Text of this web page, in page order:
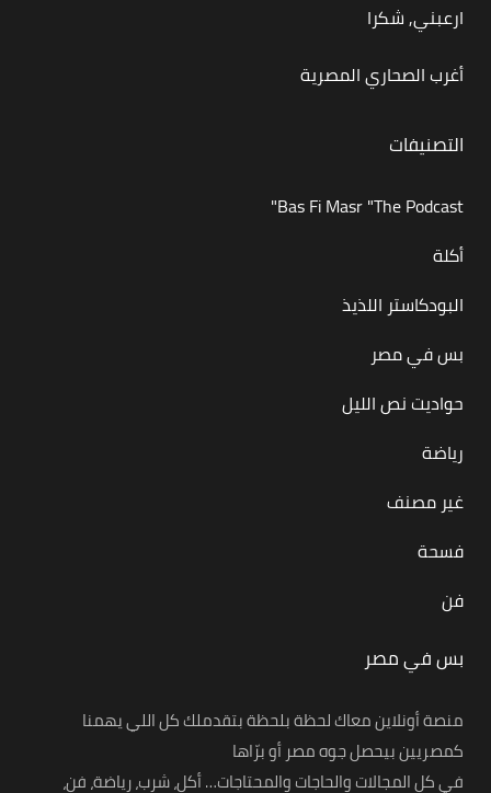
ارعبني, شكرا
أغرب الصحاري المصرية
التصنيفات
Bas Fi Masr "The Podcast"
أكلة
البودكاستر اللذيذ
بس في مصر
حواديت نص الليل
رياضة
غير مصنف
فسحة
فن
بس في مصر
منصة أونلاين معاك لحظة بلحظة بتقدملك كل اللي يهمنا
كمصريين بيحصل جوه مصر أو برّاها
في كل المجالات والحاجات والمحتاجات… أكل، شرب، رياضة، فن،